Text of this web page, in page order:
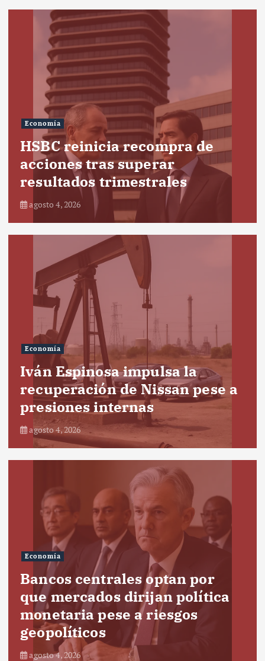
Economía
HSBC reinicia recompra de
acciones tras superar
resultados trimestrales
agosto 4, 2026
Economía
Iván Espinosa impulsa la
recuperación de Nissan pese a
presiones internas
agosto 4, 2026
Economía
Bancos centrales optan por
que mercados dirijan política
monetaria pese a riesgos
geopolíticos
agosto 4, 2026